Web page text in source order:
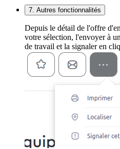
7. Autres fonctionnalités
Depuis le détail de l'offre
votre sélection, l'envoyer à
de travail et la signaler en